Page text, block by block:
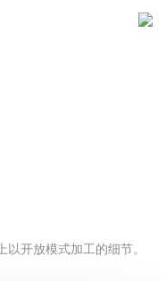
开放模式加工的细节。